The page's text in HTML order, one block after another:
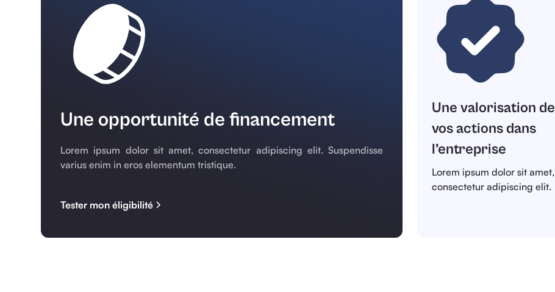
Une opportunité de financement
Lorem ipsum dolor sit amet, consectetur adipiscing elit. Suspendisse
varius enim in eros elementum tristique.
Tester mon éligibilité
Une valorisation de
vos actions dans
l’entreprise
Lorem ipsum dolor sit amet,
consectetur adipiscing elit.